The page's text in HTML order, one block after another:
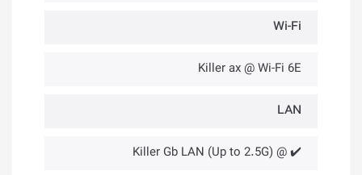
Wi-Fi
Killer ax @ Wi-Fi 6E
LAN
✔️ @ Killer Gb LAN (Up to 2.5G)